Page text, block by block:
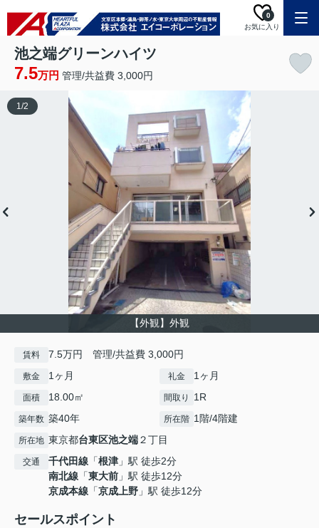
お気に入り
0
池之端グリーンハイツ
7.5万円 管理/共益費 3,000円
【外観】外観
1/2
賃料 7.5万円 管理/共益費 3,000円
敷金 1ヶ月 礼金 1ヶ月
面積 18.00㎡ 間取り 1R
築年数 築40年 所在階 1階/4階建
所在地 東京都台東区池之端２丁目
交通 千代田線 「根津 」駅 徒歩2分
南北線 「東大前 」駅 徒歩12分
京成本線 「京成上野 」駅 徒歩12分
セールスポイント